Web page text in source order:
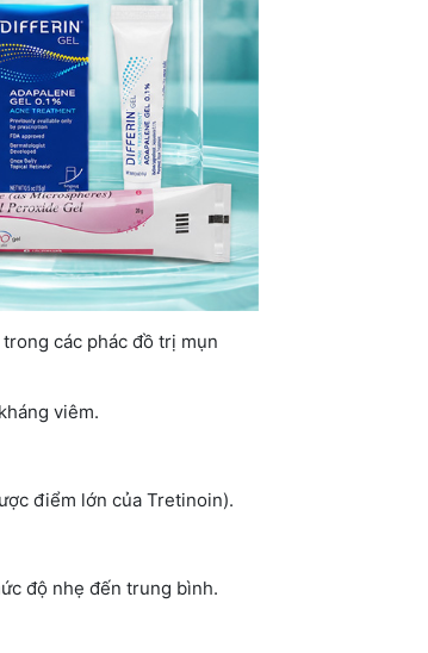
các phác đồ trị mụn
viêm.
điểm lớn của Tretinoin).
độ nhẹ đến trung bình.